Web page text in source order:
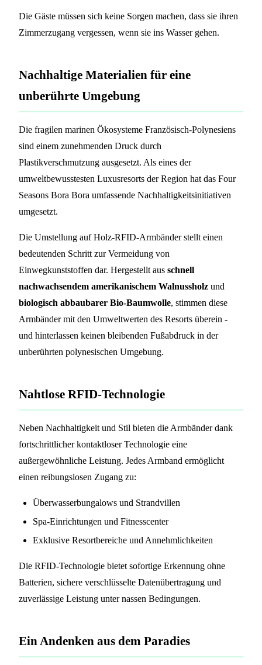
Die Gäste müssen sich keine Sorgen machen, dass sie ihren
Zimmerzugang vergessen, wenn sie ins Wasser gehen.
Nachhaltige Materialien für eine
unberührte Umgebung
Die fragilen marinen Ökosysteme Französisch-Polynesiens
sind einem zunehmenden Druck durch
Plastikverschmutzung ausgesetzt. Als eines der
umweltbewusstesten Luxusresorts der Region hat das Four
Seasons Bora Bora umfassende Nachhaltigkeitsinitiativen
umgesetzt.
Die Umstellung auf Holz-RFID-Armbänder stellt einen
bedeutenden Schritt zur Vermeidung von
Einwegkunststoffen dar. Hergestellt aus schnell
nachwachsendem amerikanischem Walnussholz und
biologisch abbaubarer Bio-Baumwolle, stimmen diese
Armbänder mit den Umweltwerten des Resorts überein -
und hinterlassen keinen bleibenden Fußabdruck in der
unberührten polynesischen Umgebung.
Nahtlose RFID-Technologie
Neben Nachhaltigkeit und Stil bieten die Armbänder dank
fortschrittlicher kontaktloser Technologie eine
außergewöhnliche Leistung. Jedes Armband ermöglicht
einen reibungslosen Zugang zu:
Überwasserbungalows und Strandvillen
Spa-Einrichtungen und Fitnesscenter
Exklusive Resortbereiche und Annehmlichkeiten
Die RFID-Technologie bietet sofortige Erkennung ohne
Batterien, sichere verschlüsselte Datenübertragung und
zuverlässige Leistung unter nassen Bedingungen.
Ein Andenken aus dem Paradies